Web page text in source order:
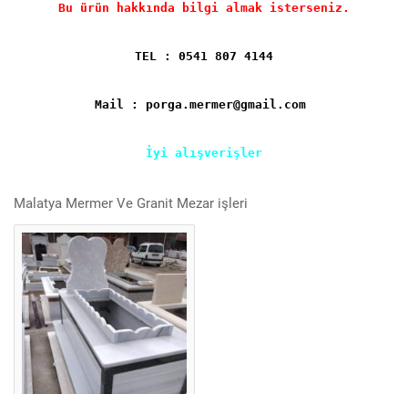
Bu ürün hakkında bilgi almak isterseniz.
TEL : 0541 807 4144
Mail : porga.mermer@gmail.com
İyi alışverişler
Malatya Mermer Ve Granit Mezar işleri